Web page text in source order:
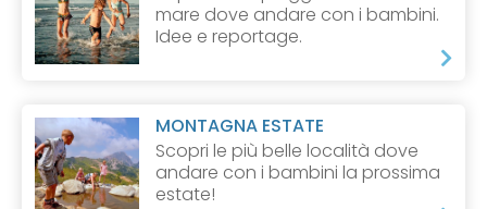
mare dove andare con i bambini.
Idee e reportage.
MONTAGNA ESTATE
Scopri le più belle località dove
andare con i bambini la prossima
estate!